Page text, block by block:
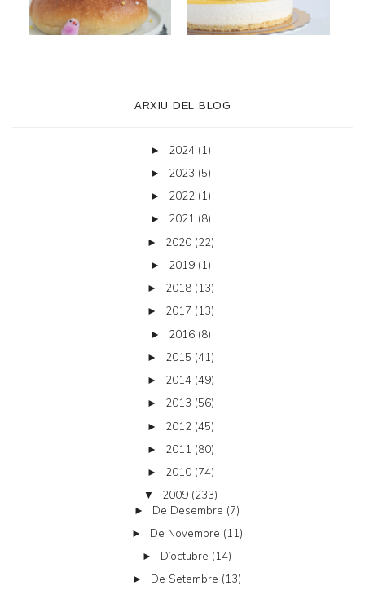
ARXIU DEL BLOG
► 2024 (1)
► 2023 (5)
► 2022 (1)
► 2021 (8)
► 2020 (22)
► 2019 (1)
► 2018 (13)
► 2017 (13)
► 2016 (8)
► 2015 (41)
► 2014 (49)
► 2013 (56)
► 2012 (45)
► 2011 (80)
► 2010 (74)
▼ 2009 (233)
► De Desembre (7)
► De Novembre (11)
► D’octubre (14)
► De Setembre (13)